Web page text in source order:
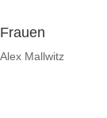
Frauen
Alex Mallwitz